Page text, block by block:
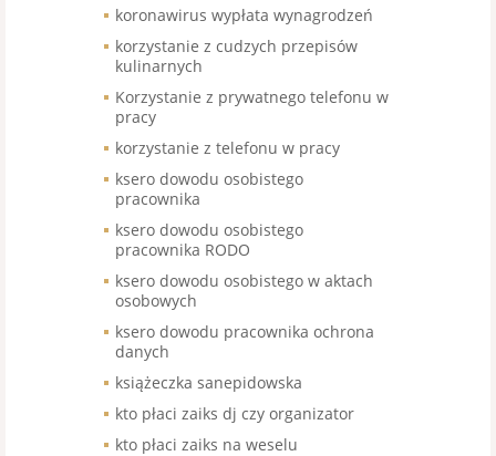
koronawirus wypłata wynagrodzeń
korzystanie z cudzych przepisów
kulinarnych
Korzystanie z prywatnego telefonu w
pracy
korzystanie z telefonu w pracy
ksero dowodu osobistego
pracownika
ksero dowodu osobistego
pracownika RODO
ksero dowodu osobistego w aktach
osobowych
ksero dowodu pracownika ochrona
danych
książeczka sanepidowska
kto płaci zaiks dj czy organizator
kto płaci zaiks na weselu